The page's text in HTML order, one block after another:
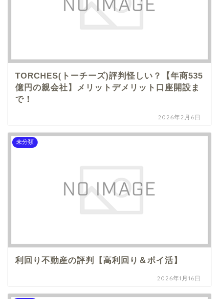
TORCHES(トーチーズ)評判怪しい？【年商535
億円の親会社】メリットデメリット口座開設ま
で！
2026年2月6日
未分類
利回り不動産の評判【高利回り＆ポイ活】
2026年1月16日